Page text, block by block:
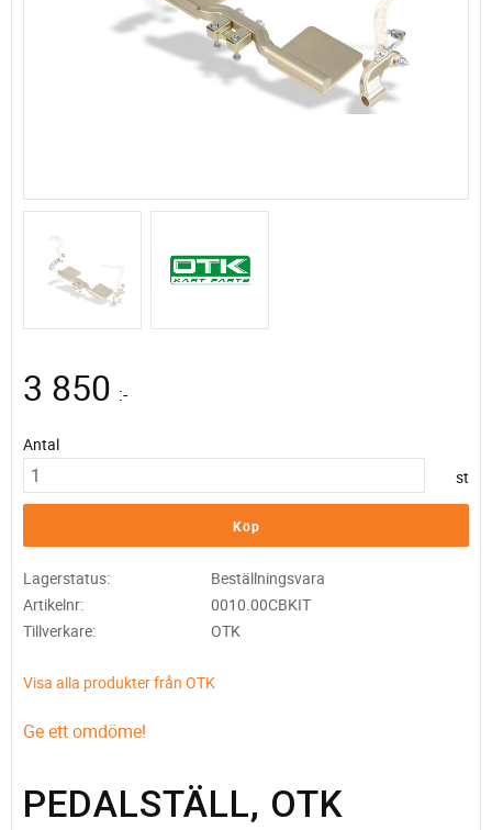
3 850 :-
Antal
st
Köp
Lagerstatus
Beställningsvara
Artikelnr
0010.00CBKIT
Tillverkare
OTK
Visa alla produkter från OTK
Ge ett omdöme!
PEDALSTÄLL, OTK